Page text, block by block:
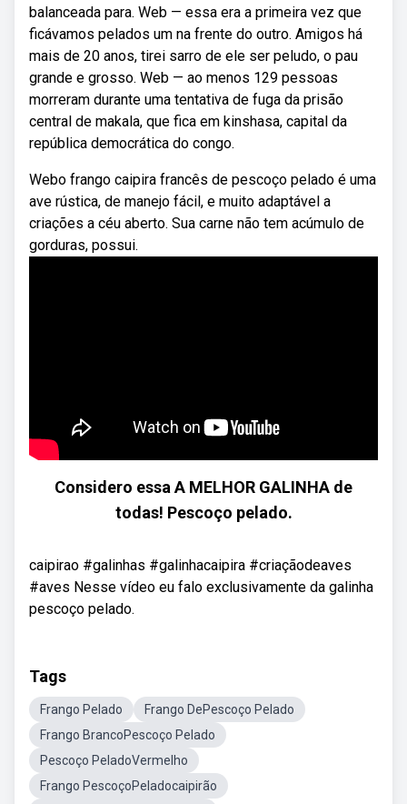
balanceada para. Web — essa era a primeira vez que
ficávamos pelados um na frente do outro. Amigos há
mais de 20 anos, tirei sarro de ele ser peludo, o pau
grande e grosso. Web — ao menos 129 pessoas
morreram durante uma tentativa de fuga da prisão
central de makala, que fica em kinshasa, capital da
república democrática do congo.
Webo frango caipira francês de pescoço pelado é uma
ave rústica, de manejo fácil, e muito adaptável a
criações a céu aberto. Sua carne não tem acúmulo de
gorduras, possui.
Considero essa A MELHOR GALINHA de
todas! Pescoço pelado.
caipirao #galinhas #galinhacaipira #criaçãodeaves
#aves Nesse vídeo eu falo exclusivamente da galinha
pescoço pelado.
Tags
Frango Pelado
Frango DePescoço Pelado
Frango BrancoPescoço Pelado
Pescoço PeladoVermelho
Frango PescoçoPeladocaipirão